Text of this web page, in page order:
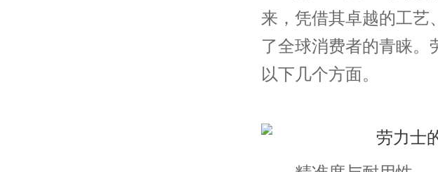
来，凭借其卓越的工艺
了全球消费者的青睐。
以下几个方面。